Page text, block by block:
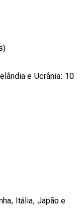
e Ucrânia: 10
Itália, Japão e